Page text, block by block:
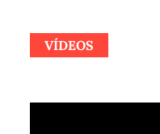
VÍDEOS